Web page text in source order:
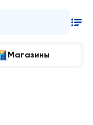
Магазины